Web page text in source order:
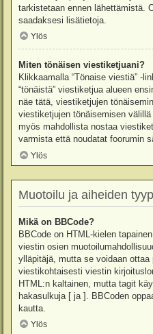
tarkistetaan ennen lähettämistä.
saadaksesi lisätietoja.
Ylös
Miten tönäisen viestiketjuani?
Klikkaamalla “Tönaise viestiä” -
“tönäistä” viestiketjua alueen
näe tätä, viestiketjujen
viestiketjujen tönäisemisen
myös mahdollista nostaa
varmista että noudatat foorumin
Ylös
Muotoilu ja aiheiden
Mikä on BBCode?
BBCode on HTML-kielen
viestin osien
ylläpitäjä, mutta se voidaan
viestikohtaisesti viestin
HTML:n kaltainen, mutta tagit
hakasulkuja [ ja ]. BBCoden
kautta.
Ylös